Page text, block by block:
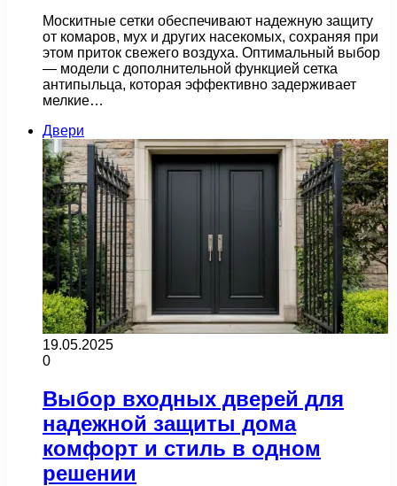
Москитные сетки обеспечивают надежную защиту
от комаров, мух и других насекомых, сохраняя при
этом приток свежего воздуха. Оптимальный выбор
— модели с дополнительной функцией сетка
антипыльца, которая эффективно задерживает
мелкие…
Двери
19.05.2025
0
Выбор входных дверей для
надежной защиты дома
комфорт и стиль в одном
решении